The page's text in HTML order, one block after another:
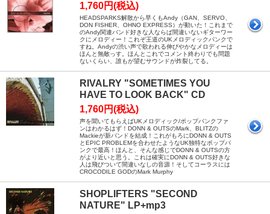
1,760円(税込)
HEADSPARKS解散から早くもAndy（GAN、SERVO、
DON FISHER、OHNO EXPRESS）が動いた！これまで
のAndy関連バンド好きな人ならば間違いないギターワー
クにメロディー！これぞ王道のUKメロディックパンクで
すね。Andyの渋い声で歌われる伸びやかなメロディーは
ほんと無敵っす。ほんとこれでコメント終わりでも問題
ないくらい、誰もが望むサウンドが炸裂してる。
RIVALRY "SOMETIMES YOU
HAVE TO LOOK BACK" CD
1,760円(税込)
声を聞いてもらえばUKメロディック/ポップパンクファ
ンはわかるはず！DONN & OUTSのMark、BLITZの
Mackieが新バンドを結成！これがもろにDONN & OUTS
とEPIC PROBLEMを合わせたようなUK独特なポップパ
ンクで最高！ほんと、そんな感じでDONN & OUTSの方
がより近いと思う。これは確実にDONN & OUTS好きな
人は飛びついて間違いなしの音源！そしてコーラスには
CROCODILE GODのMark Murphy
SHOPLIFTERS "SECOND
NATURE" LP+mp3